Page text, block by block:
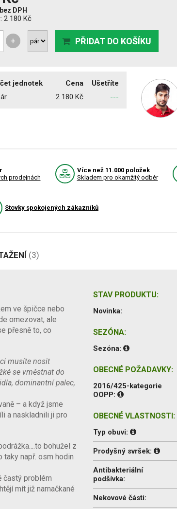
bez DPH
2 180 Kč
+ PŘIDAT DO KOŠÍKU
jednotek Cena
Ušetříte
2 180 Kč ---
prodejnách
Více než 11.000 položek
Skladem pro okamžitý odběr
Stovky spokojených zákazníků
(3)
ve špičce nebo
omezovat, ale
přesně to, co
musíte nosit
se vměstnat do
dominantní palec,
– a když jsme
a naskladnili ji pro
bohužel z
taky např. osm hodin
častý problém
mít již namačkané
STAV PRODUKTU:
Novinka:
SEZÓNA:
Sezóna:
OBECNÉ POŽADAVKY:
2016/425-kategorie
OOPP:
OBECNÉ VLASTNOSTI:
Typ obuvi:
Prodyšný svršek:
Antibakteriální
podšívka:
Nekovové části: